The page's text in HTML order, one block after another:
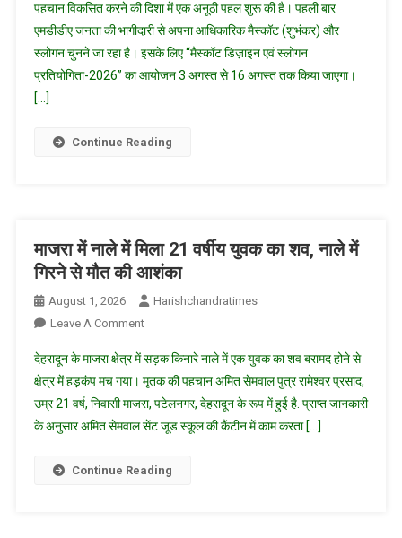
बनाएगी
एमडीडीए
की
नई
डिज़ाइन
का
इनाम
पहचान विकसित करने की दिशा में एक अनूठी पहल शुरू की है। पहली बार
एमडीडीए जनता की भागीदारी से अपना आधिकारिक मैस्कॉट (शुभंकर) और
स्लोगन चुनने जा रहा है। इसके लिए “मैस्कॉट डिज़ाइन एवं स्लोगन
प्रतियोगिता-2026” का आयोजन 3 अगस्त से 16 अगस्त तक किया जाएगा।
[…]
Continue Reading
माजरा में नाले में मिला 21 वर्षीय युवक का शव, नाले में
गिरने से मौत की आशंका
August 1, 2026
Harishchandratimes
Leave A CommentOn
में
नाले
में
मिला
वर्षीय
देहरादून के माजरा क्षेत्र में सड़क किनारे नाले में एक युवक का शव बरामद होने से
क्षेत्र में हड़कंप मच गया। मृतक की पहचान अमित सेमवाल पुत्र रामेश्वर प्रसाद,
उम्र 21 वर्ष, निवासी माजरा, पटेलनगर, देहरादून के रूप में हुई है. प्राप्त जानकारी
के अनुसार अमित सेमवाल सेंट जूड स्कूल की कैंटीन में काम करता […]
Continue Reading